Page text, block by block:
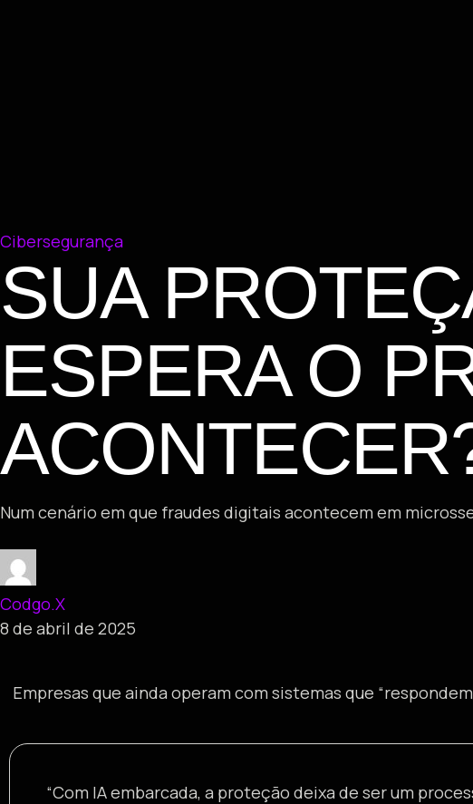
Cibersegurança
SUA
ESPERA O
Num cenário em que fraudes digitais acontecem em
Codgo.X
8 de abril de 2025
Empresas que ainda operam com sistemas que
“Com IA embarcada, a proteção deixa de ser um